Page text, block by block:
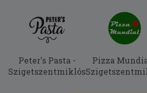
kruton és parmezán nem
Saláta nagyon kevés volt.
csirkemell, ami finoman volt
Peter's Pasta -
Szigetszentmiklós
Pizza